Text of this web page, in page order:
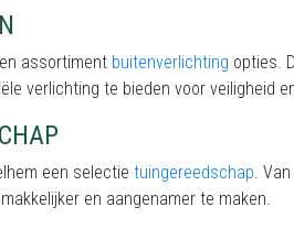
assortiment buitenverlichting opties.
verlichting te bieden voor veiligheid
een selectie tuingereedschap.
en aangenamer te maken.